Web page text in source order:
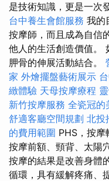
是技術知識，更是一次
台中養生會館服務 我的
按摩師，而且成為自信
他人的生活創造價值。
胛骨的伸展活動結合。
家 外燴擺盤藝術展示
緻體驗 天母按摩療程
新竹按摩服務 全瓷冠的
舒適客廳空間規劃 北投
的費用範圍 PHS，按
按摩前額、頸背、太陽
按摩的結果是改善身體
循環，具有緩解疼痛、